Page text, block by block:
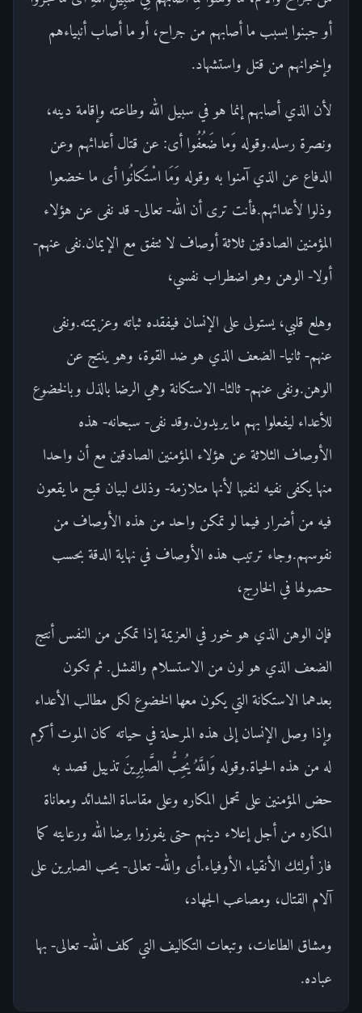
أو جبنوا بسبب ما أصابهم من جراح، أو ما أصاب أنبياءهم
وإخوانهم من قتل واستشهاد.
لأن الذي أصابهم إنما هو في سبيل الله وطاعته وإقامة دينه،
ونصرة رسله.وقوله وَما ضَعُفُوا أى: عن قتال أعدائهم وعن
الدفاع عن الذي آمنوا به وقوله وَمَا اسْتَكانُوا أى ما خضعوا
وذلوا لأعدائهم.فأنت ترى أن الله- تعالى- قد نفى عن هؤلاء
المؤمنين الصادقين ثلاثة أوصاف لا تتفق مع الإيمان.نفى عنهم-
أولا- الوهن وهو اضطراب نفسي،
وهلع قلبي، يستولى على الإنسان فيفقده ثباته وعزيمته.ونفى
عنهم- ثانيا- الضعف الذي هو ضد القوة، وهو ينتج عن
الوهن.ونفى عنهم- ثالثا- الاستكانة وهي الرضا بالذل وبالخضوع
للأعداء ليفعلوا بهم ما يريدون.وقد نفى- سبحانه- هذه
الأوصاف الثلاثة عن هؤلاء المؤمنين الصادقين مع أن واحدا
منها يكفى نفيه لنفيها لأنها متلازمة- وذلك لبيان قبح ما يقعون
فيه من أضرار فيما لو تمكن واحد من هذه الأوصاف من
نفوسهم.وجاء ترتيب هذه الأوصاف في نهاية الدقة بحسب
حصولها في الخارج،
فإن الوهن الذي هو خور في العزيمة إذا تمكن من النفس أنتج
الضعف الذي هو لون من الاستسلام والفشل. ثم تكون
بعدهما الاستكانة التي يكون معها الخضوع لكل مطالب الأعداء
وإذا وصل الإنسان إلى هذه المرحلة في حياته كان الموت أكرم
له من هذه الحياة.وقوله وَاللَّهُ يُحِبُّ الصَّابِرِينَ تذييل قصد به
حض المؤمنين على تحمل المكاره وعلى مقاساة الشدائد ومعاناة
المكاره من أجل إعلاء دينهم حتى يفوزوا برضا الله ورعايته كما
فاز أولئك الأنقياء الأوفياء.أى والله- تعالى- يحب الصابرين على
آلام القتال، ومصاعب الجهاد،
ومشاق الطاعات، وتبعات التكاليف التي كلف الله- تعالى- بها
عباده.